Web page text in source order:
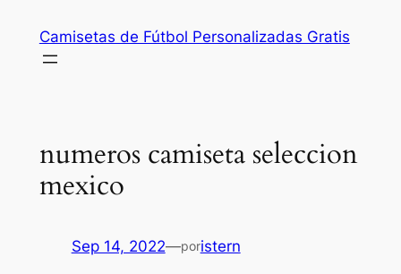
contenido
Camisetas de Fútbol Personalizadas Gratis
numeros camiseta seleccion
mexico
Sep 14, 2022—poristern